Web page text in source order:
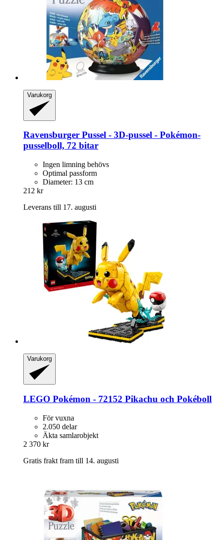
Varukorg
Ravensburger Pussel -​ 3D-​pussel -​ Pokémon-​
pusselboll, 72 bitar
Ingen limning behövs
Optimal passform
Diameter: 13 cm
212 kr
Leverans till 17. augusti
Varukorg
LEGO Pokémon -​ 72152 Pikachu och Pokéboll
För vuxna
2.050 delar
Äkta samlarobjekt
2 370 kr
Gratis frakt fram till 14. augusti